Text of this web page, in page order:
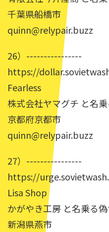
千葉県船橋市
quinn@relypair.buzz
26）----------------
https://
Fearless
株式会社ヤマグチ と名
京都府京都市
quinn@relypair.buzz
27）----------------
https://
Lisa Shop
かがやき工房 と名乗る
新潟県燕市